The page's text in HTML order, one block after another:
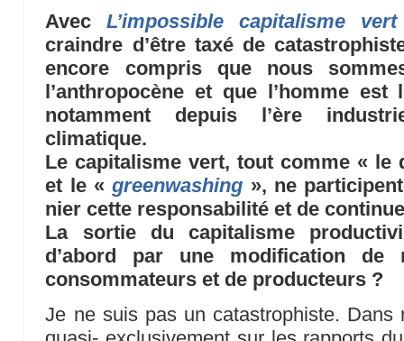
AvecL’impossible capitalisme vert
craindre d’être taxé de
encore compris que nous
l’anthropocène et que l’homme
notamment depuis l’ère
climatique.
Le capitalisme vert, tout comme « le
et le «greenwashing », ne
nier cette responsabilité et de
La sortie du capitalisme
d’abord par une modification de
consommateurs et de producteurs ?
Je ne suis pas un catastrophiste.